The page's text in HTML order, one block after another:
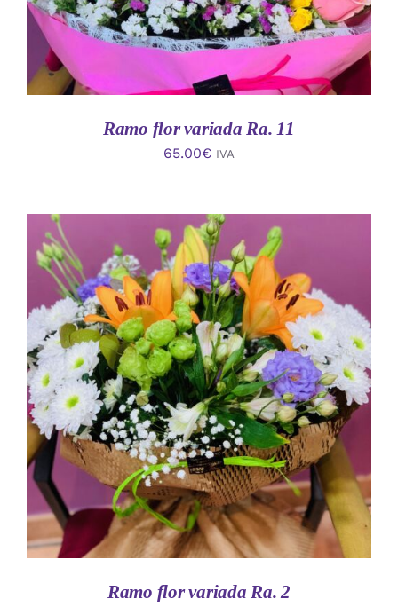
Ramo flor variada Ra. 11
65.00€ IVA
AÑADIR AL CARRITO
/
DETALLES
Ramo flor variada Ra. 2